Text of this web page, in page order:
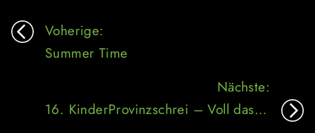
Beitragsnavigation
Voherige:
Summer Time
Nächste:
16. KinderProvinzschrei – Voll das Leben!